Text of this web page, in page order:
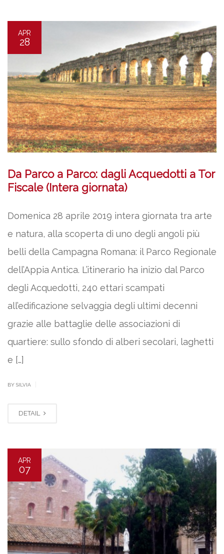
APR
28
Da Parco a Parco: dagli Acquedotti a Tor
Fiscale (Intera giornata)
Domenica 28 aprile 2019 intera giornata tra arte
e natura, alla scoperta di uno degli angoli più
belli della Campagna Romana: il Parco Regionale
dell’Appia Antica. L’itinerario ha inizio dal Parco
degli Acquedotti, 240 ettari scampati
all’edificazione selvaggia degli ultimi decenni
grazie alle battaglie delle associazioni di
quartiere: sullo sfondo di alberi secolari, laghetti
e […]
BY SILVIA
DETAIL
APR
07